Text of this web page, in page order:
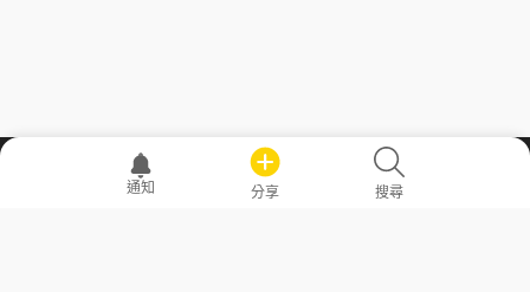
職場透明化運動
通知 分享 搜尋